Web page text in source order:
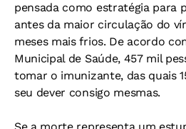
pensada como estratégia para
antes da maior circulação do
meses mais frios. De acordo
Municipal de Saúde, 457 mil
tomar o imunizante, das quais
seu dever consigo mesmas.